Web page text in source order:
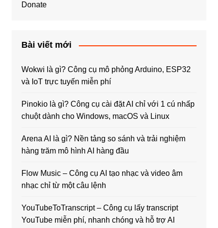
Donate
Bài viết mới
Wokwi là gì? Công cụ mô phỏng Arduino, ESP32
và IoT trực tuyến miễn phí
Pinokio là gì? Công cụ cài đặt AI chỉ với 1 cú nhấp
chuột dành cho Windows, macOS và Linux
Arena AI là gì? Nền tảng so sánh và trải nghiệm
hàng trăm mô hình AI hàng đầu
Flow Music – Công cụ AI tạo nhạc và video âm
nhạc chỉ từ một câu lệnh
YouTubeToTranscript – Công cụ lấy transcript
YouTube miễn phí, nhanh chóng và hỗ trợ AI